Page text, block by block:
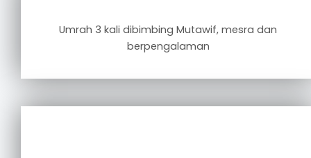
Umrah 3 kali dibimbing Mutawif, mesra dan
berpengalaman